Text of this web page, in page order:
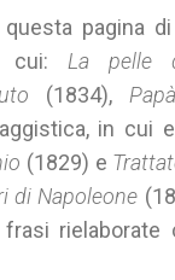
pagina
cui: La pelle
(1834),
in cui
(1829) e
di Napoleone